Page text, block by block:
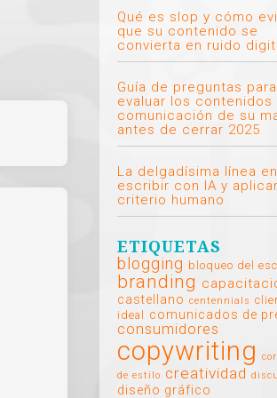
Qué es slop y cómo
que su contenido se
convierta en ruido
Guía de preguntas para
evaluar los contenidos
comunicación de su
antes de cerrar 2025
La delgadísima línea
escribir con IA y aplicar
criterio humano
ETIQUETAS
blogging bloqueo del
branding
castellano centennials
ideal
comunicados de
consumidores
copywriting
de estilo creatividad
diseño gráfico